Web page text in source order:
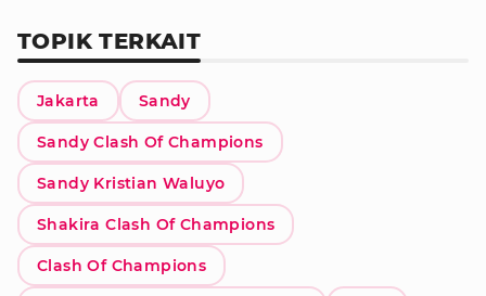
TOPIK TERKAIT
Jakarta Sandy
Sandy Clash Of Champions
Sandy Kristian Waluyo
Shakira Clash Of Champions
Clash Of Champions